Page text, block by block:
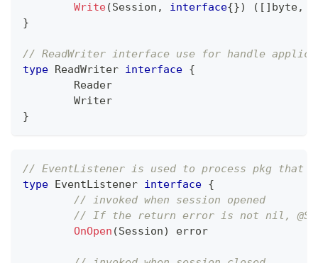
Write(Session , interface{}) ( [ ] byte,
}
// ReadWriter interface use for handle
type ReadWriter interface {
	Reader
	Writer
}
// EventListener is used to process pkg that
type EventListener interface {
// invoked when session opened
// If the return error is not nil,
OnOpen (Session) error